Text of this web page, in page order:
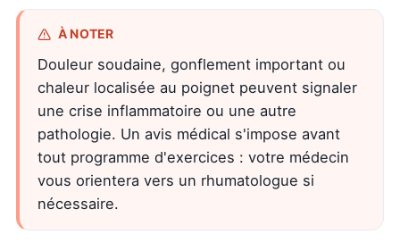
À NOTER
Douleur soudaine, gonflement important ou
chaleur localisée au poignet peuvent signaler
une crise inflammatoire ou une autre
pathologie. Un avis médical s'impose avant
tout programme d'exercices : votre médecin
vous orientera vers un rhumatologue si
nécessaire.